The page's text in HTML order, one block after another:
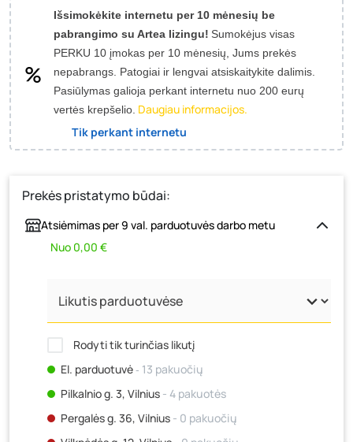
Išsimokėkite internetu per 10 mėnesių be
pabrangimo su Artea lizingu! Sumokėjus visas
PERKU 10 įmokas per 10 mėnesių, Jums prekės
nepabrangs. Patogiai ir lengvai atsiskaitykite dalimis.
Pasiūlymas galioja perkant internetu nuo 200 eurų
vertės krepšelio. Daugiau informacijos.
Tik perkant internetu
Prekės pristatymo būdai:
Atsiėmimas per 9 val. parduotuvės darbo metu
Nuo 0,00 €
Rodyti tik turinčias likutį
El. parduotuvė‐ 13 pakuočių
Pilkalnio g. 3, Vilnius - 4 pakuotės
Pergalės g. 36, Vilnius - 0 pakuočių